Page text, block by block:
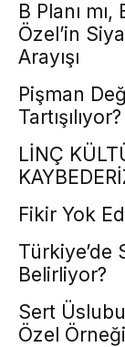
B Planı
Özel’in
Arayışı
Pişman
Tartışılıyor?
LİNÇ
Fikir Yok
Türkiye’de
Belirliyor?
Sert
Özel Örneği